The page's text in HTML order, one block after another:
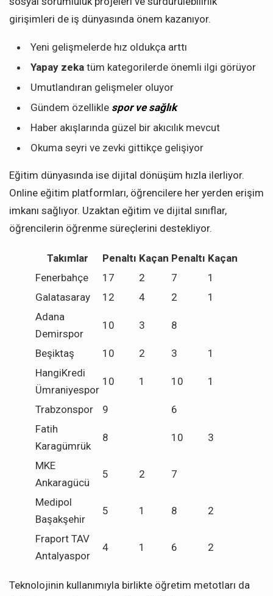
girişimleri de iş dünyasında önem kazanıyor.
Yeni gelişmelerde hız oldukça arttı
Yapay zeka tüm kategorilerde önemli ilgi görüyor
Umutlandıran gelişmeler oluyor
Gündem özellikle spor ve sağlık
Haber akışlarında güzel bir akıcılık mevcut
Okuma seyri ve zevki gittikçe gelişiyor
Eğitim dünyasında ise dijital dönüşüm hızla ilerliyor.
Online eğitim platformları, öğrencilere her yerden erişim
imkanı sağlıyor. Uzaktan eğitim ve dijital sınıflar,
öğrencilerin öğrenme süreçlerini destekliyor.
Takımlar Penaltı Kaçan Penaltı Kaçan
Fenerbahçe
17 2 7
1
Galatasaray
12 4 2
1
Adana
Demirspor
10 3 8
Beşiktaş 10 2 3
1
HangiKredi
Ümraniyespor
10 1 10 1
Trabzonspor 9
6
Fatih
Karagümrük
8 10 3
MKE
Ankaragücü
5 2 7
Medipol
Başakşehir
5 1 8 2
Fraport TAV
Antalyaspor
4 1 6 2
Teknolojinin kullanımıyla birlikte öğretim metotları da